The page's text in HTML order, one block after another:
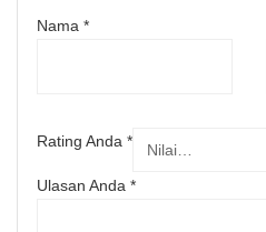
Nama *
Rating Anda *
Ulasan Anda *